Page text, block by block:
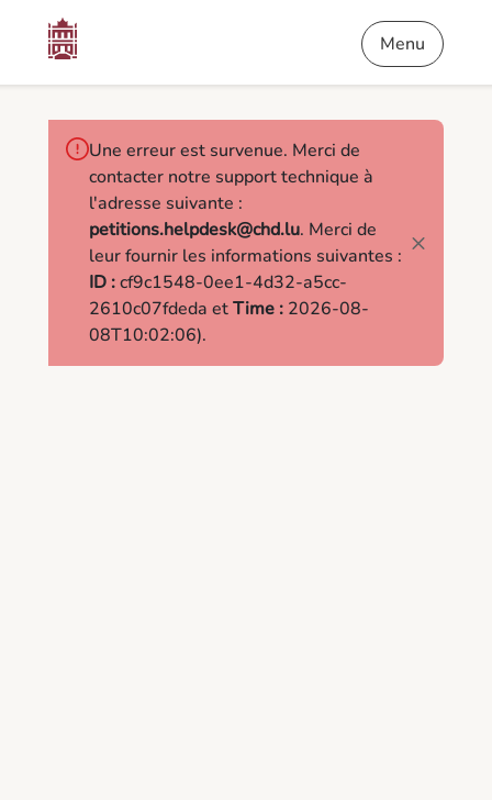
Pétitions
Menu
Une erreur est survenue. Merci de
contacter notre support technique à
l'adresse suivante :
petitions.helpdesk@chd.lu. Merci de
leur fournir les informations suivantes :
ID :cf9c1548-0ee1-4d32-a5cc-
2610c07fdeda etTime : 2026-08-
08T10:02:06).